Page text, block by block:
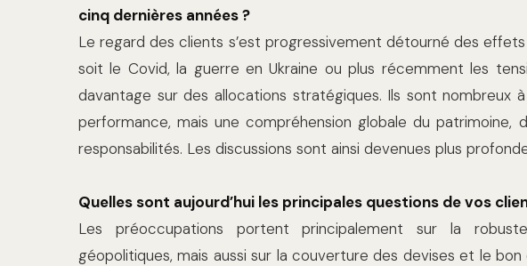
cinq dernières années ?
Le regard des clients s’est progressivement détourné des
soit le Covid, la guerre en Ukraine ou plus récemment les
davantage sur des allocations stratégiques. Ils sont nombreux
performance, mais une compréhension globale du patrimoine,
responsabilités. Les discussions sont ainsi devenues plus
Quelles sont aujourd’hui les principales questions de vos
Les préoccupations portent principalement sur la
géopolitiques, mais aussi sur la couverture des devises et le